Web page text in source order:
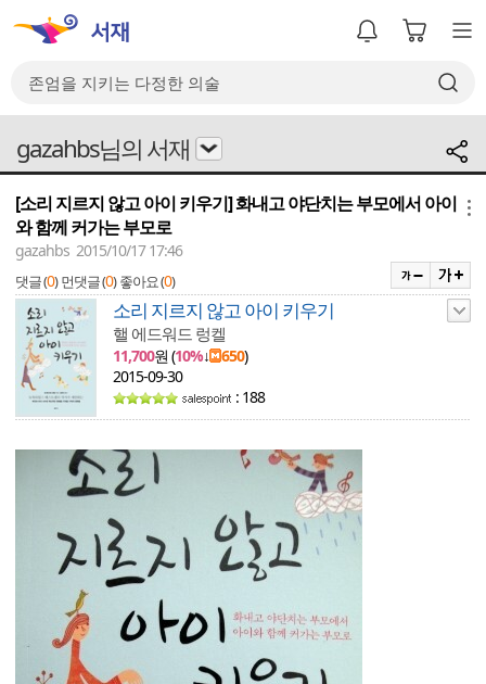
gazahbs님의 서재
[소리 지르지 않고 아이 키우기] 화내고 야단치는 부모에서 아이
와 함께 커가는 부모로
gazahbs 2015/10/17 17:46
댓글 (0) 먼댓글 (0) 좋아요 (0)
소리 지르지 않고 아이 키우기
핼 에드워드 렁켈
11,700원 (10%↓ 650)
2015-09-30
: 188